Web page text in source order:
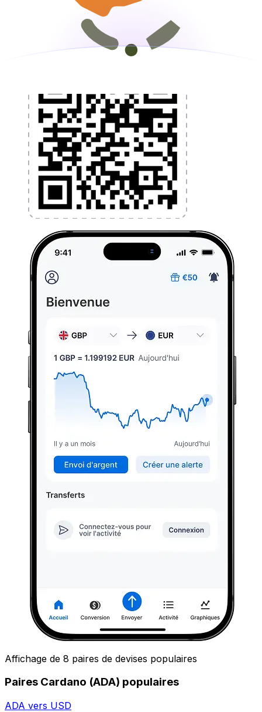
l'application dès aujourd'hui !
Affichage de 8 paires de devises populaires
Paires Cardano (ADA) populaires
ADA vers USD